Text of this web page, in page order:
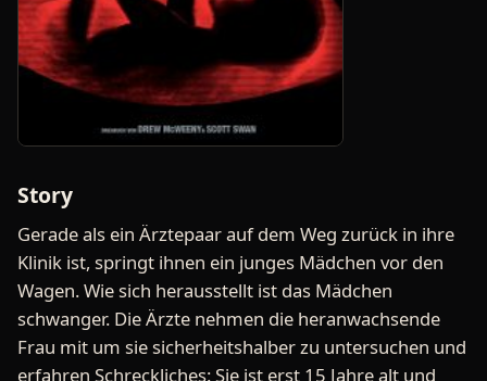
Story
Gerade als ein Ärztepaar auf dem Weg zurück in ihre
Klinik ist, springt ihnen ein junges Mädchen vor den
Wagen. Wie sich herausstellt ist das Mädchen
schwanger. Die Ärzte nehmen die heranwachsende
Frau mit um sie sicherheitshalber zu untersuchen und
erfahren Schreckliches: Sie ist erst 15 Jahre alt und